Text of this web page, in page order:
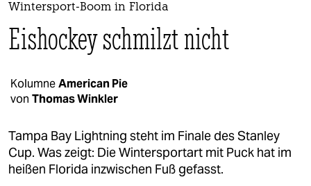
themen
politik
gesellschaft
kultur
sport
Wintersport-Boom in Florida
Eishockey schmilzt nicht
KolumneAmerican Pie
von Thomas Winkler
Tampa Bay Lightning steht im Finale des Stanley
Cup. Was zeigt: Die Wintersportart mit Puck hat im
heißen Florida inzwischen Fuß gefasst.